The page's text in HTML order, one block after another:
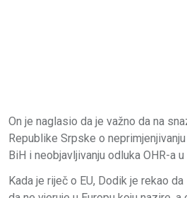
On je naglasio da je važno da na
Republike Srpske o
BiH i neobjavljivanju odluka OHR-a
Kada je riječ o EU, Dodik je rekao